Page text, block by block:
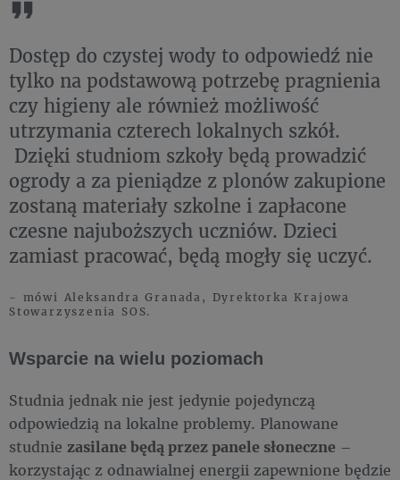
Dostęp do czystej wody to odpowiedź nie
tylko na podstawową potrzebę pragnienia
czy higieny ale również możliwość
utrzymania czterech lokalnych szkół.
Dzięki studniom szkoły będą prowadzić
ogrody a za pieniądze z plonów zakupione
zostaną materiały szkolne i zapłacone
czesne najuboższych uczniów. Dzieci
zamiast pracować, będą mogły się uczyć.
- mówi Aleksandra Granada, Dyrektorka Krajowa
Stowarzyszenia SOS.
Wsparcie na wielu poziomach
Studnia jednak nie jest jedynie pojedynczą
odpowiedzią na lokalne problemy. Planowane
studnie zasilane będą przez panele słoneczne –
korzystając z odnawialnej energii zapewnione będzie